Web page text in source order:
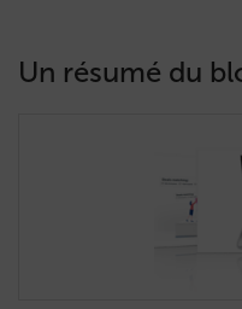
Un résumé du